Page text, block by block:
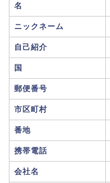
名
ニックネーム
自己紹介
国
郵便番号
市区町村
番地
携帯電話
会社名